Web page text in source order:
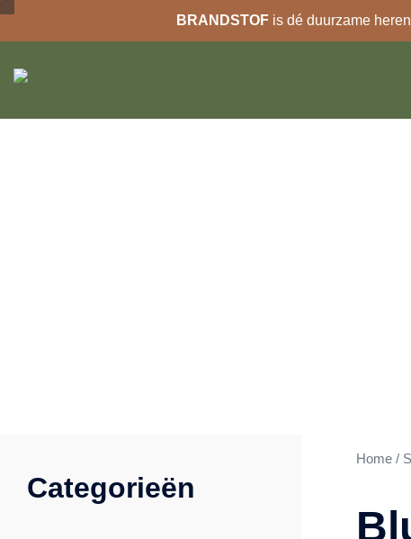
BRANDSTOFis dé duurzame
naar
inhoud
Home /
Categorieën